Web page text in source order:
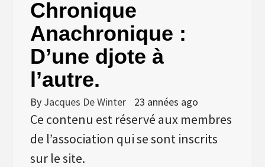
Chronique
Anachronique :
D’une djote à
l’autre.
By Jacques De Winter 23 années ago
Ce contenu est réservé aux membres
de l’association qui se sont inscrits
sur le site.